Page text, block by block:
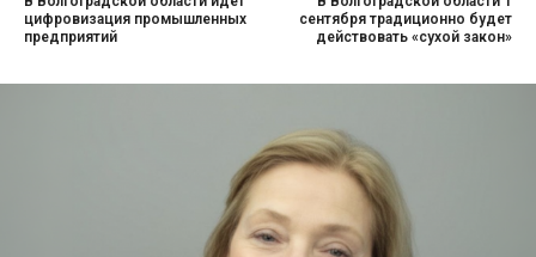
цифровизация промышленных
предприятий
сентября традиционно будет
действовать «сухой закон»